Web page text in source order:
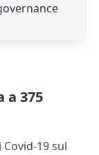
a 375
19 sul